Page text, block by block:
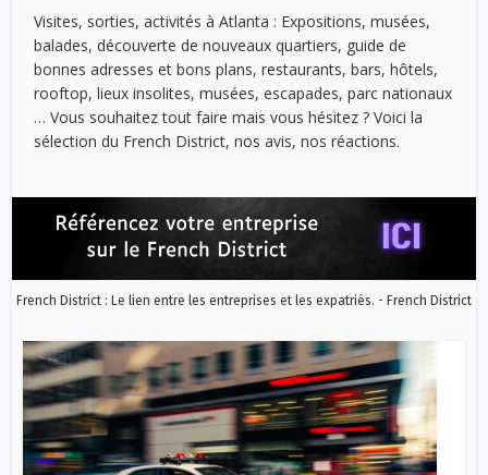
Visites, sorties, activités à Atlanta : Expositions, musées,
balades, découverte de nouveaux quartiers, guide de
bonnes adresses et bons plans, restaurants, bars, hôtels,
rooftop, lieux insolites, musées, escapades, parc nationaux
… Vous souhaitez tout faire mais vous hésitez ? Voici la
sélection du French District, nos avis, nos réactions.
French District : Le lien entre les entreprises et les expatriés. - French District